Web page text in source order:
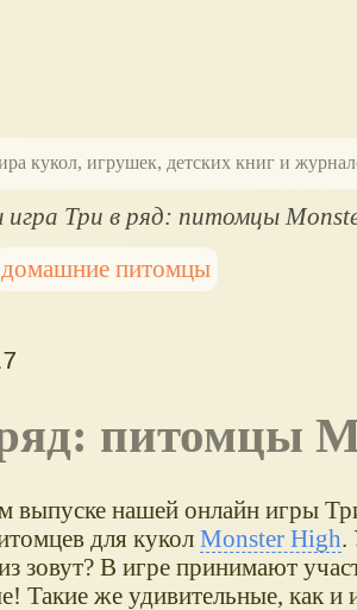
кукол, игрушек, детских книг и
игра Три в ряд: питомцы
домашние питомцы
питомцы
выпуске нашей онлайн игры
для кукол Monster High.
зовут? В игре принимают
Такие же удивительные, как и